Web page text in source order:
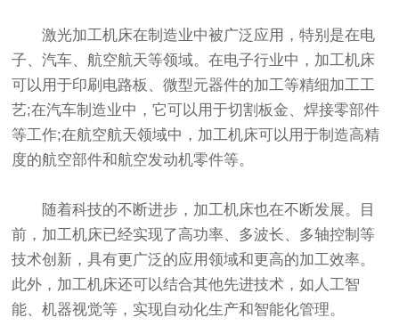
激光加工机床在制造业中被广泛应用，特别是在电
子、汽车、航空航天等领域。在电子行业中，加工机床
可以用于印刷电路板、微型元器件的加工等精细加工工
艺;在汽车制造业中，它可以用于切割板金、焊接零部件
等工作;在航空航天领域中，加工机床可以用于制造高精
度的航空部件和航空发动机零件等。
随着科技的不断进步，加工机床也在不断发展。目
前，加工机床已经实现了高功率、多波长、多轴控制等
技术创新，具有更广泛的应用领域和更高的加工效率。
此外，加工机床还可以结合其他先进技术，如人工智
能、机器视觉等，实现自动化生产和智能化管理。